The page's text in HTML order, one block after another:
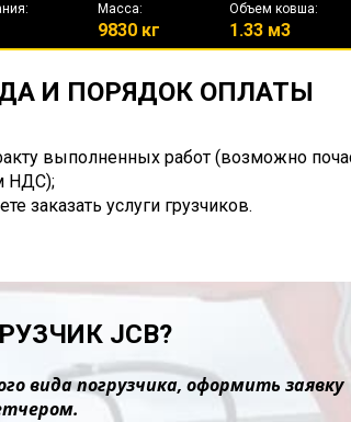
Масса:
9830 кг
Объем ковша:
1.33 м3
И ПОРЯДОК ОПЛАТЫ
выполненных работ (возможно
НДС);
заказать услуги грузчиков.
JCB?
вида погрузчика, оформить заявку